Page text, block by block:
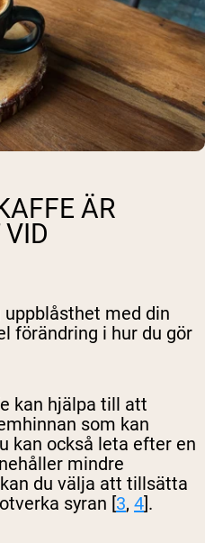
ÄR
uppblåsthet med din
förändring i hur du gör
kan hjälpa till att
som kan
kan också leta efter en
mindre
du välja att tillsätta
syran [3, 4].